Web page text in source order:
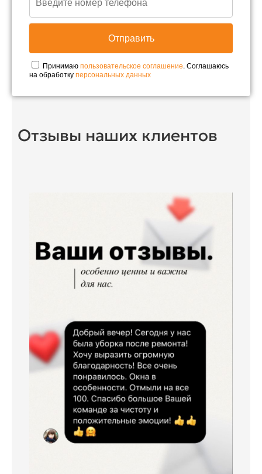
Принимаюпользовательское соглашение. Соглашаюсь
на обработкуперсональных данных
Отзывы наших клиентов